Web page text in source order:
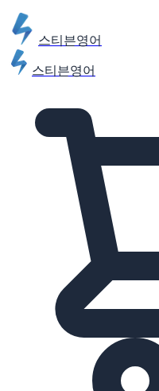
스티븐영어
스티븐영어